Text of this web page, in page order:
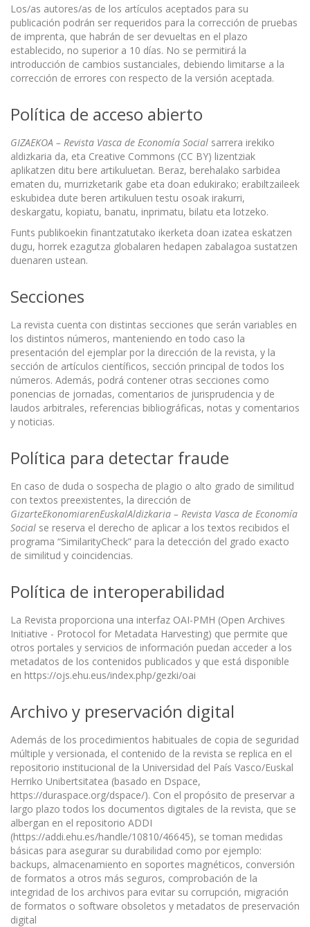
Los/as autores/as de los artículos aceptados para su
publicación podrán ser requeridos para la corrección de pruebas
de imprenta, que habrán de ser devueltas en el plazo
establecido, no superior a 10 días. No se permitirá la
introducción de cambios sustanciales, debiendo limitarse a la
corrección de errores con respecto de la versión aceptada.
Política de acceso abierto
GIZAEKOA – Revista Vasca de Economía Social sarrera irekiko
aldizkaria da, eta Creative Commons (CC BY) lizentziak
aplikatzen ditu bere artikuluetan. Beraz, berehalako sarbidea
ematen du, murrizketarik gabe eta doan edukirako; erabiltzaileek
eskubidea dute beren artikuluen testu osoak irakurri,
deskargatu, kopiatu, banatu, inprimatu, bilatu eta lotzeko.
Funts publikoekin finantzatutako ikerketa doan izatea eskatzen
dugu, horrek ezagutza globalaren hedapen zabalagoa sustatzen
duenaren ustean.
Secciones
La revista cuenta con distintas secciones que serán variables en
los distintos números, manteniendo en todo caso la
presentación del ejemplar por la dirección de la revista, y la
sección de artículos científicos, sección principal de todos los
números. Además, podrá contener otras secciones como
ponencias de jornadas, comentarios de jurisprudencia y de
laudos arbitrales, referencias bibliográficas, notas y comentarios
y noticias.
Política para detectar fraude
En caso de duda o sospecha de plagio o alto grado de similitud
con textos preexistentes, la dirección de
GizarteEkonomiarenEuskalAldizkaria – Revista Vasca de Economía
Social se reserva el derecho de aplicar a los textos recibidos el
programa “SimilarityCheck” para la detección del grado exacto
de similitud y coincidencias.
Política de interoperabilidad
La Revista proporciona una interfaz OAI-PMH (Open Archives
Initiative - Protocol for Metadata Harvesting) que permite que
otros portales y servicios de información puedan acceder a los
metadatos de los contenidos publicados y que está disponible
en https://ojs.ehu.eus/index.php/gezki/oai
Archivo y preservación digital
Además de los procedimientos habituales de copia de seguridad
múltiple y versionada, el contenido de la revista se replica en el
repositorio institucional de la Universidad del País Vasco/Euskal
Herriko Unibertsitatea (basado en Dspace,
https://duraspace.org/dspace/). Con el propósito de preservar a
largo plazo todos los documentos digitales de la revista, que se
albergan en el repositorio ADDI
(https://addi.ehu.es/handle/10810/46645), se toman medidas
básicas para asegurar su durabilidad como por ejemplo:
backups, almacenamiento en soportes magnéticos, conversión
de formatos a otros más seguros, comprobación de la
integridad de los archivos para evitar su corrupción, migración
de formatos o software obsoletos y metadatos de preservación
digital